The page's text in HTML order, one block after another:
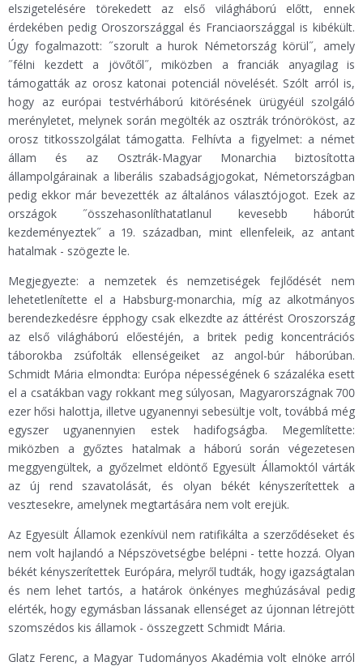
elszigetelésére törekedett az első világháború előtt, ennek
érdekében pedig Oroszországgal és Franciaországgal is kibékült.
Úgy fogalmazott: ˝szorult a hurok Németország körül˝, amely
˝félni kezdett a jövőtől˝, miközben a franciák anyagilag is
támogatták az orosz katonai potenciál növelését. Szólt arról is,
hogy az európai testvérháború kitörésének ürügyéül szolgáló
merényletet, melynek során megölték az osztrák trónörököst, az
orosz titkosszolgálat támogatta. Felhívta a figyelmet: a német
állam és az Osztrák-Magyar Monarchia biztosította
állampolgárainak a liberális szabadságjogokat, Németországban
pedig ekkor már bevezették az általános választójogot. Ezek az
országok ˝összehasonlíthatatlanul kevesebb háborút
kezdeményeztek˝ a 19. században, mint ellenfeleik, az antant
hatalmak - szögezte le.
Megjegyezte: a nemzetek és nemzetiségek fejlődését nem
lehetetlenítette el a Habsburg-monarchia, míg az alkotmányos
berendezkedésre épphogy csak elkezdte az áttérést Oroszország
az első világháború előestéjén, a britek pedig koncentrációs
táborokba zsúfolták ellenségeiket az angol-búr háborúban.
Schmidt Mária elmondta: Európa népességének 6 százaléka esett
el a csatákban vagy rokkant meg súlyosan, Magyarországnak 700
ezer hősi halottja, illetve ugyanennyi sebesültje volt, továbbá még
egyszer ugyanennyien estek hadifogságba. Megemlítette:
miközben a győztes hatalmak a háború során végezetesen
meggyengültek, a győzelmet eldöntő Egyesült Államoktól várták
az új rend szavatolását, és olyan békét kényszerítettek a
vesztesekre, amelynek megtartására nem volt erejük.
Az Egyesült Államok ezenkívül nem ratifikálta a szerződéseket és
nem volt hajlandó a Népszövetségbe belépni - tette hozzá. Olyan
békét kényszerítettek Európára, melyről tudták, hogy igazságtalan
és nem lehet tartós, a határok önkényes meghúzásával pedig
elérték, hogy egymásban lássanak ellenséget az újonnan létrejött
szomszédos kis államok - összegzett Schmidt Mária.
Glatz Ferenc, a Magyar Tudományos Akadémia volt elnöke arról